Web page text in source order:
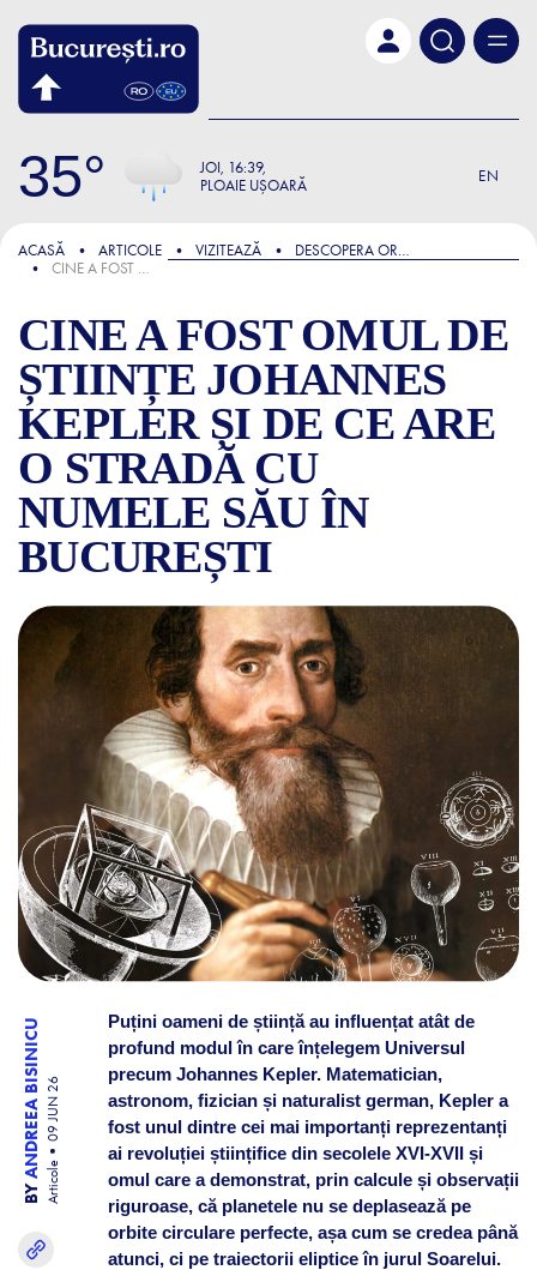
35 JOI 16:39
PLOAIE UȘOARĂ
EN
FOCUS
ACASĂ ARTICOLE VIZITEAZĂ
DESCOPERA ORASUL
CINE A FOST OMUL DE ȘTIINȚE JOHANNES KEPLER ȘI DE CE ARE O STRADĂ CU NUMELE SĂU ÎN BUCUREȘTI
CINE A FOST OMUL DE
ȘTIINȚE JOHANNES
KEPLER ȘI DE CE ARE
O STRADĂ CU
NUMELE SĂU ÎN
BUCUREȘTI
CINE A FOST OMUL DE
BY
ANDREEA BISINICU
Articole
09 JUN 26
Puțini oameni de știință au influențat atât de
profund modul în care înțelegem Universul
precum Johannes Kepler. Matematician,
astronom, fizician și naturalist german, Kepler a
fost unul dintre cei mai importanți reprezentanți
ai revoluției științifice din secolele XVI-XVII și
omul care a demonstrat, prin calcule și observații
riguroase, că planetele nu se deplasează pe
orbite circulare perfecte, așa cum se credea până
atunci, ci pe traiectorii eliptice în jurul Soarelui.